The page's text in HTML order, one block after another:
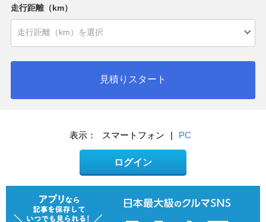
走行距離（km）
見積りスタート
表示： スマートフォン | PC
ログイン